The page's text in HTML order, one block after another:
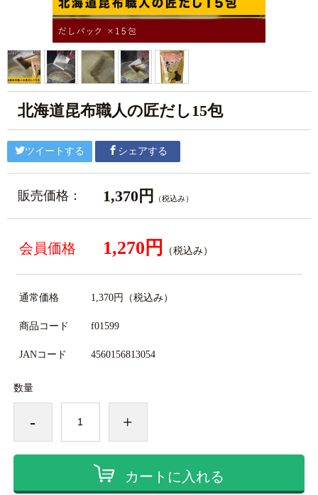
北海道昆布職人の匠だし15包
ツイートする シェアする
販売価格： 1,370円 （税込み）
会員価格 1,270円 （税込み）
通常価格 1,370円 （税込み）
商品コード f01599
JANコード 4560156813054
数量
- +
カートに入れる